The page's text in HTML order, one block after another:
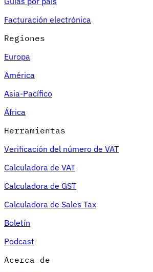
Facturación electrónica
Regiones
Europa
América
Asia-Pacífico
África
Herramientas
Verificación del número de VAT
Calculadora de VAT
Calculadora de GST
Calculadora de Sales Tax
Boletín
Podcast
Acerca de